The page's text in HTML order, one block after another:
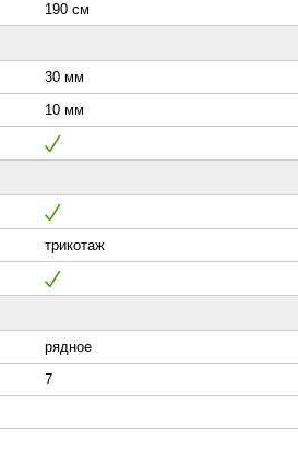
190 см
30 мм
10 мм
трикотаж
рядное
7